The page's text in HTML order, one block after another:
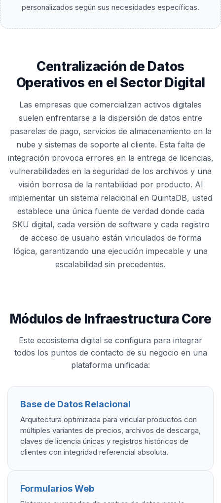
personalizados según sus necesidades específicas.
Centralización de Datos
Operativos en el Sector Digital
Las empresas que comercializan activos digitales
suelen enfrentarse a la dispersión de datos entre
pasarelas de pago, servicios de almacenamiento en la
nube y sistemas de soporte al cliente. Esta falta de
integración provoca errores en la entrega de licencias,
vulnerabilidades en la seguridad de los archivos y una
visión borrosa de la rentabilidad por producto. Al
implementar un sistema relacional en QuintaDB, usted
establece una única fuente de verdad donde cada
SKU digital, cada versión de software y cada registro
de acceso de usuario están vinculados de forma
lógica, garantizando una ejecución impecable y una
escalabilidad sin precedentes.
Módulos de Infraestructura Core
Este ecosistema digital se configura para integrar
todos los puntos de contacto de su negocio en una
plataforma unificada:
Base de Datos Relacional
Arquitectura optimizada para vincular productos con
múltiples variantes de precios, archivos de descarga,
claves de licencia únicas y registros históricos de
clientes con integridad referencial absoluta.
Formularios Web